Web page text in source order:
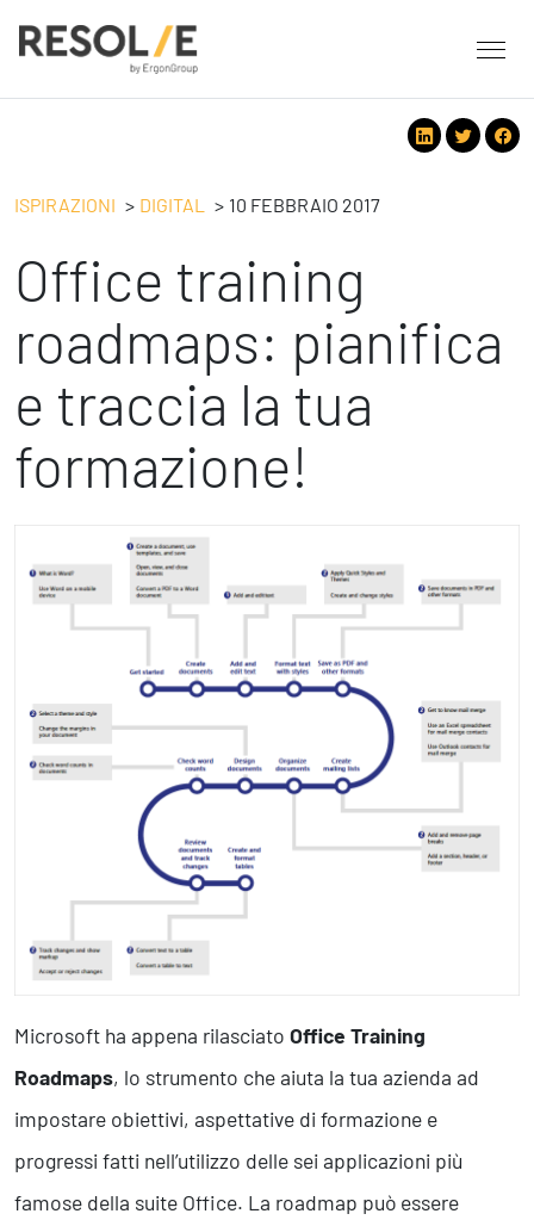
Servizi
People
Strategy
Future
Digital
Operation
Safety
Tecnologie
Eventi
Ispirazioni
Formazione
Contatti
People
Leadership
Benessere Organizzativo & Sostenibile
Performance Management
Strategy
Change Management
Business Process Improvement
Marketing Strategico
Finanza Strategica
231 Gestione Rischi
Innovazione
Collaborative Design
Modern Infrastructure
Produttività & Lavoro in Team
Sicurezza & Conformità
Business Intelligence, Analitiche e Intelligenza Artificiale
Operation
ISPIRAZIONI DIGITAL 10 FEBBRAIO 2017
Office training
roadmaps: pianifica
e traccia la tua
formazione!
Microsoft ha appena rilasciato Office Training
Roadmaps, lo strumento che aiuta la tua azienda ad
impostare obiettivi, aspettative di formazione e
progressi fatti nell’utilizzo delle sei applicazioni più
famose della suite Office. La roadmap può essere